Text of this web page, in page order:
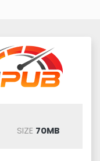
SIZE 70MB